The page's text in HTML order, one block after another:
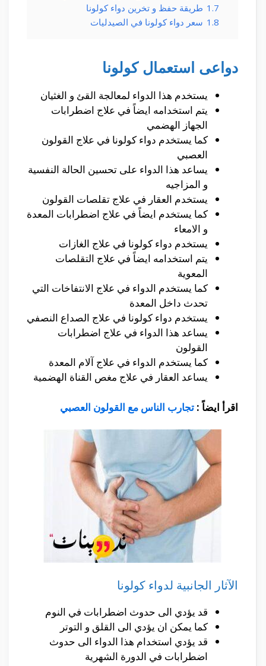
1.7 طريقة حفظ و تخرين دواء كولونا
1.8 سعر دواء كولونا في الصيدليات
دواعى استعمال كولونا
يستخدم هذا الدواء لمعالجة القئ و الغثيان
يتم استخدامه ايضاً في علاج اضطرابات
الجهاز الهضمي
كما يستخدم دواء كولونا في علاج القولون
العصبي
يساعد هذا الدواء على تحسين الحالة النفسية
و المزاجيه
يستخدم العقار في علاج تقلصات القولون
كما يستخدم ايضاً في علاج اضطرابات المعدة
و الامعاء
يستخدم دواء كولونا في علاج الغازات
يتم استخدامه ايضاً في علاج التقلصات
المعوية
كما يستخدم الدواء في علاج الانتفاخات التي
تحدث داخل المعدة
يستخدم دواء كولونا في علاج الصداع النصفي
يساعد هذا الدواء في علاج اضطرابات
القولون
كما يستخدم الدواء في علاج آلام المعدة
يساعد العقار في علاج مغص القناة الهضمية
اقرأ ايضاً : تجارب الناس مع القولون العصبي
الآثار الجانبية لدواء كولونا
قد يؤدي الى حدوث اضطرابات في النوم
كما يمكن ان يؤدي الى القلق و التوتر
قد يؤدي استخدام هذا الدواء الى حدوث
اضطرابات في الدورة الشهرية